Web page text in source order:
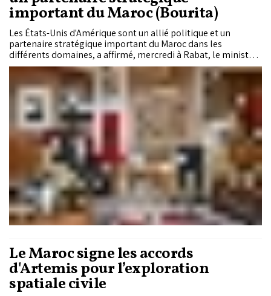
important du Maroc (Bourita)
Les États-Unis d'Amérique sont un allié politique et un
partenaire stratégique important du Maroc dans les
différents domaines, a affirmé, mercredi à Rabat, le ministre
des Affaires étrangères, de la Coopération africaine et des
Marocains résidant à l’étranger, Nasser Bourita.
Le Maroc signe les accords
d'Artemis pour l’exploration
spatiale civile